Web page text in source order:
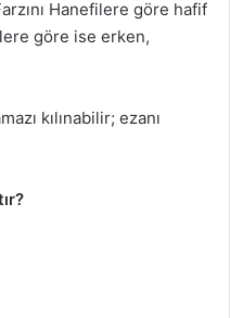
Hanefilere göre hafif
göre ise erken,
kılınabilir; ezanı